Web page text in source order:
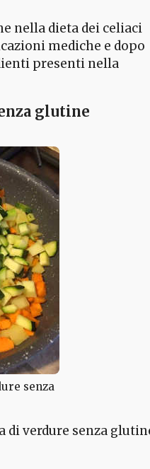
nella dieta dei celiaci
mediche e dopo
presenti nella
glutine
senza
verdure senza